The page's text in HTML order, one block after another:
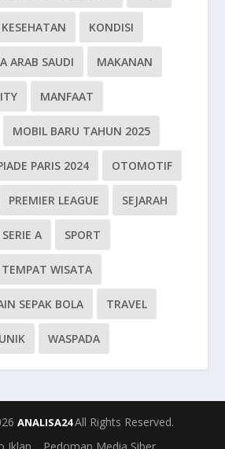
KESEHATAN KONDISI
ARAB SAUDI MAKANAN
MANFAAT
MOBIL BARU TAHUN 2025
PARIS 2024 OTOMOTIF
PREMIER LEAGUE SEJARAH
SERIE A SPORT
TEMPAT WISATA
SEPAK BOLA TRAVEL
UNIK WASPADA
ANALISA24All Rights Reserved.
Iklan Pedoman Media Siber